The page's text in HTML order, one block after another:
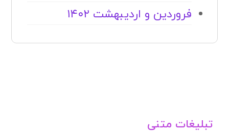
فروردین و اردیبهشت ۱۴۰۲
تبلیغات متنی